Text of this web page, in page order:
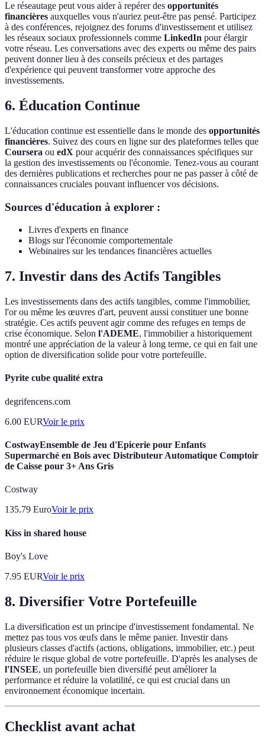
Le réseautage peut vous aider à repérer des opportunités
financières auxquelles vous n'auriez peut-être pas pensé. Participez
à des conférences, rejoignez des forums d'investissement et utilisez
les réseaux sociaux professionnels comme LinkedIn pour élargir
votre réseau. Les conversations avec des experts ou même des pairs
peuvent donner lieu à des conseils précieux et des partages
d'expérience qui peuvent transformer votre approche des
investissements.
6. Éducation Continue
L'éducation continue est essentielle dans le monde des opportunités
financières. Suivez des cours en ligne sur des plateformes telles que
Coursera ou edX pour acquérir des connaissances spécifiques sur
la gestion des investissements ou l'économie. Tenez-vous au courant
des dernières publications et recherches pour ne pas passer à côté de
connaissances cruciales pouvant influencer vos décisions.
Sources d'éducation à explorer :
Livres d'experts en finance
Blogs sur l'économie comportementale
Webinaires sur les tendances financières actuelles
7. Investir dans des Actifs Tangibles
Les investissements dans des actifs tangibles, comme l'immobilier,
l'or ou même les œuvres d'art, peuvent aussi constituer une bonne
stratégie. Ces actifs peuvent agir comme des refuges en temps de
crise économique. Selon l'ADEME, l'immobilier a historiquement
montré une appréciation de la valeur à long terme, ce qui en fait une
option de diversification solide pour votre portefeuille.
Pyrite cube qualité extra
degrifencens.com
6.00 EURVoir le prix
CostwayEnsemble de Jeu d'Epicerie pour Enfants
Supermarché en Bois avec Distributeur Automatique Comptoir
de Caisse pour 3+ Ans Gris
Costway
135.79 EuroVoir le prix
Kiss in shared house
Boy's Love
7.95 EURVoir le prix
8. Diversifier Votre Portefeuille
La diversification est un principe d'investissement fondamental. Ne
mettez pas tous vos œufs dans le même panier. Investir dans
plusieurs classes d'actifs (actions, obligations, immobilier, etc.) peut
réduire le risque global de votre portefeuille. D'après les analyses de
l'INSEE, un portefeuille bien diversifié peut améliorer la
performance et réduire la volatilité, ce qui est crucial dans un
environnement économique incertain.
Checklist avant achat